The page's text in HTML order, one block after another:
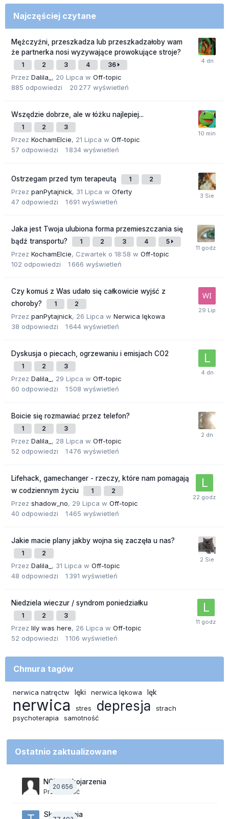
Najczęściej czytane
Mężczyźni, przeszkadza lub przeszkadzałoby wam
że partnerka nosi wyzywające prowokujące stroje?
1 2 3 4 36
Przez Dalila_ , 20 Lipca w Off-topic
885 odpowiedzi 20 277 wyświetleń
Wszędzie dobrze, ale w łóżku najlepiej...
1 2 3
Przez KochamElcie, 21 Lipca w Off-topic
57 odpowiedzi 1 834 wyświetleń
Ostrzegam przed tym terapeutą 1 2
Przez panPytajnick, 31 Lipca w Oferty
47 odpowiedzi 1 691 wyświetleń
Jaka jest Twoja ulubiona forma przemieszczania się
bądź transportu?
1 2 3 4 5
Przez KochamElcie, Czwartek o 18:58 w Off-topic
102 odpowiedzi 1 666 wyświetleń
Czy komuś z Was udało się całkowicie wyjść z
choroby?
1 2
Przez panPytajnick, 26 Lipca w Nerwica lękowa
38 odpowiedzi 1 644 wyświetleń
Dyskusja o piecach, ogrzewaniu i emisjach CO2
1 2 3
Przez Dalila_ , 29 Lipca w Off-topic
60 odpowiedzi 1 508 wyświetleń
Boicie się rozmawiać przez telefon?
1 2 3
Przez Dalila_ , 28 Lipca w Off-topic
52 odpowiedzi 1 476 wyświetleń
Lifehack, gamechanger - rzeczy, które nam pomagają
w codziennym życiu
1 2
Przez shadow_no, 29 Lipca w Off-topic
40 odpowiedzi 1 465 wyświetleń
Jakie macie plany jakby wojna się zaczęła u nas?
1 2
Przez Dalila_ , 31 Lipca w Off-topic
48 odpowiedzi 1 391 wyświetleń
Niedziela wieczur / syndrom poniedziałku
1 2 3
Przez lily was here, 26 Lipca w Off-topic
52 odpowiedzi 1 106 wyświetleń
Chmura tagów
nerwica natręctw lęki nerwica lękowa lęk
nerwica stres depresja
strach
psychoterapia
samotność
Ostatnio zaktualizowane
20 656
NOWE Skojarzenia
Przez Gość
Skojarzenia